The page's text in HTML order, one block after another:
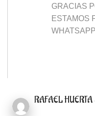
GRACIAS
ESTAMOS
RAFAEL HUERTA